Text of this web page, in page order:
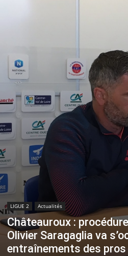
LIGUE 2 Actualités
Châteauroux :
Olivier Saragaglia va
entraînements des pros